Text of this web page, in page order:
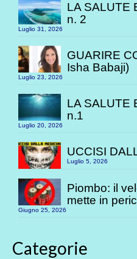
LA SALUTE
n. 2
Luglio 31, 2026
GUARIRE
Isha Babaji)
Luglio 23, 2026
LA SALUTE
n.1
Luglio 20, 2026
UCCISI
Luglio 5, 2026
Piombo: il
mette in
Giugno 25, 2026
Categorie